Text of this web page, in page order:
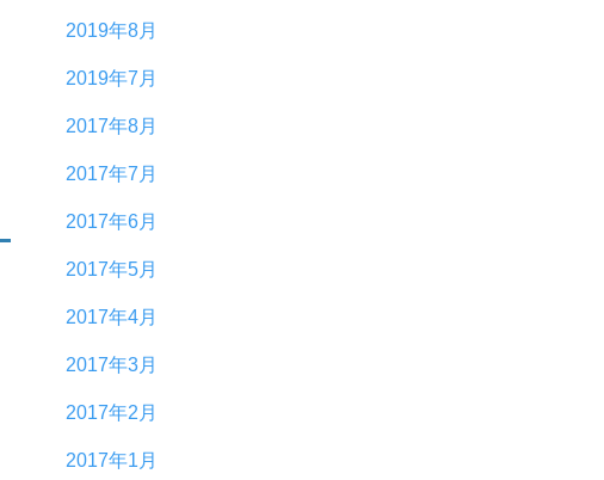
2019年8月
2019年7月
2017年8月
2017年7月
2017年6月
2017年5月
2017年4月
2017年3月
2017年2月
2017年1月